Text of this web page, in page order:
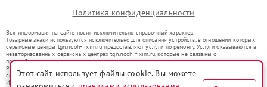
Политика конфиденциальности
Вся информация на сайте носит исключительно справочный характер.
Товарные знаки используются исключительно для описания устройств, в отношении которых
сервисные центры tgn.ricoh-fixim.ru предоставляют услуги по ремонту. Услуги оказываются в
неавторизованных сервисных центрах tgn.ricoh-fixim.ru, которые не связаны с
правообладателями товарных знаков или их официальными представителями.
Ремонт осуществляется для устройств, уже введенных в гражданский оборот в соответствии
со статьей 1487 ГК РФ.
Использование товарных знаков не преследует цели индивидуализации услуг или введения
Этот сайт использует файлы cookie. Вы можете